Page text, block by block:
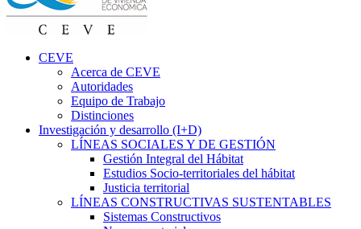
CEVE
Acerca de CEVE
Autoridades
Equipo de Trabajo
Distinciones
Investigación y desarrollo (I+D)
LÍNEAS SOCIALES Y DE GESTIÓN
Gestión Integral del Hábitat
Estudios Socio-territoriales del hábitat
Justicia territorial
LÍNEAS CONSTRUCTIVAS SUSTENTABLES
Sistemas Constructivos